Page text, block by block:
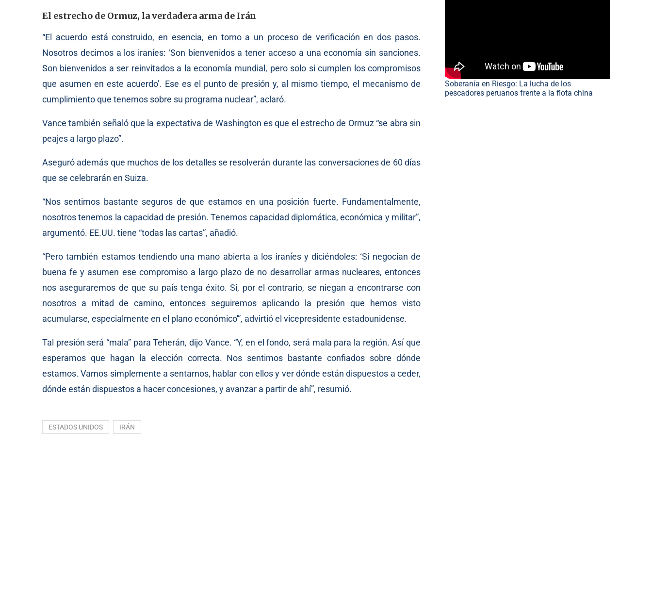
El estrecho de Ormuz, la verdadera arma de Irán
“El acuerdo está construido, en esencia, en torno a un proceso de verificación en dos pasos.
Nosotros decimos a los iraníes: ‘Son bienvenidos a tener acceso a una economía sin sanciones.
Son bienvenidos a ser reinvitados a la economía mundial, pero solo si cumplen los compromisos
que asumen en este acuerdo’. Ese es el punto de presión y, al mismo tiempo, el mecanismo de
cumplimiento que tenemos sobre su programa nuclear”, aclaró.
Vance también señaló que la expectativa de Washington es que el estrecho de Ormuz “se abra sin
peajes a largo plazo”.
Aseguró además que muchos de los detalles se resolverán durante las conversaciones de 60 días
que se celebrarán en Suiza.
“Nos sentimos bastante seguros de que estamos en una posición fuerte. Fundamentalmente,
nosotros tenemos la capacidad de presión. Tenemos capacidad diplomática, económica y militar”,
argumentó. EE.UU. tiene “todas las cartas”, añadió.
“Pero también estamos tendiendo una mano abierta a los iraníes y diciéndoles: ‘Si negocian de
buena fe y asumen ese compromiso a largo plazo de no desarrollar armas nucleares, entonces
nos aseguraremos de que su país tenga éxito. Si, por el contrario, se niegan a encontrarse con
nosotros a mitad de camino, entonces seguiremos aplicando la presión que hemos visto
acumularse, especialmente en el plano económico'”, advirtió el vicepresidente estadounidense.
Tal presión será “mala” para Teherán, dijo Vance. “Y, en el fondo, será mala para la región. Así que
esperamos que hagan la elección correcta. Nos sentimos bastante confiados sobre dónde
estamos. Vamos simplemente a sentarnos, hablar con ellos y ver dónde están dispuestos a ceder,
dónde están dispuestos a hacer concesiones, y avanzar a partir de ahí”, resumió.
ESTADOS UNIDOS IRÁN
Soberanía en Riesgo: La lucha de los
pescadores peruanos frente a la flota china